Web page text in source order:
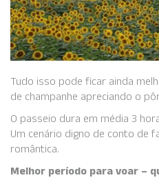
Tudo isso pode ficar ainda
de champanhe apreciando o
O passeio dura em média 3
Um cenário digno de conto de
romântica.
Melhor período para voar –